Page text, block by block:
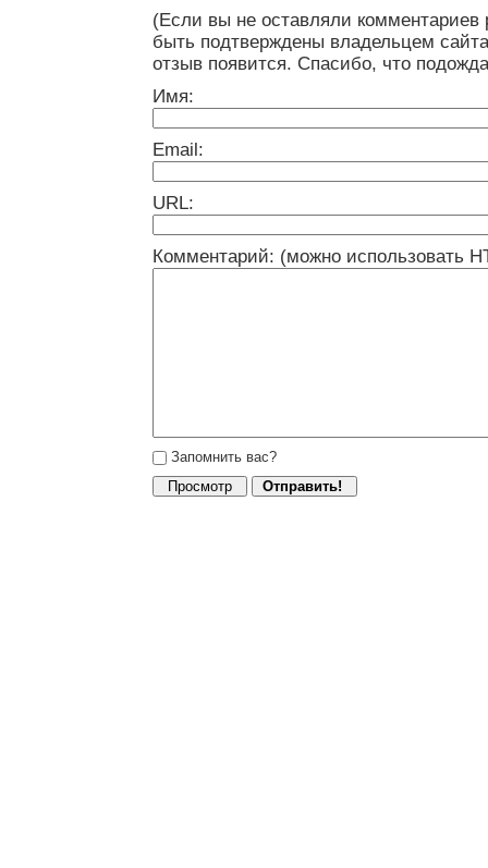
(Если вы не оставляли
быть подтверждены владельцем
отзыв появится. Спасибо, что
Имя:
Email:
URL:
Комментарий: (можно использовать
Запомнить вас?